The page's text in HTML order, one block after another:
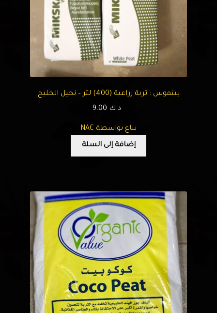
بيتموس : تربة زراعية (400) لتر – نخيل الخليج
د.ك
يباع بواسطة NAC
إضافة إلى السلة